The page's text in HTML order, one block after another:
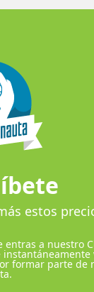
estos
entras a nuestro
instantáneamente
formar parte de